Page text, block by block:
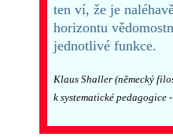
ten ví, že je
horizontu
jednotlivé funkce.
Klaus Shaller (německý
k systematické pedagogice